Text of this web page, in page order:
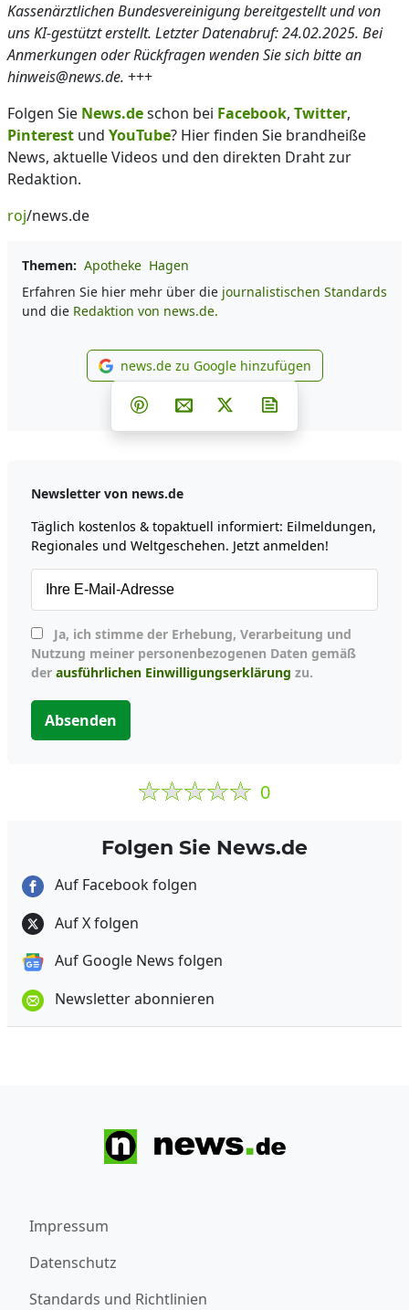
Kassenärztlichen Bundesvereinigung bereitgestellt und von
uns KI-gestützt erstellt. Letzter Datenabruf: 24.02.2025. Bei
Anmerkungen oder Rückfragen wenden Sie sich bitte an
hinweis@news.de. +++
Folgen Sie News.deschon bei Facebook, Twitter,
Pinterest und YouTube? Hier finden Sie brandheiße
News, aktuelle Videos und den direkten Draht zur
Redaktion.
roj/news.de
Themen: Apotheke Hagen
Erfahren Sie hier mehr über die journalistischen Standards
und die Redaktion von news.de.
news.de zu Google
news.de zu Google hinzufügen
Teilen auf Facebook
Teilen auf Whatsapp
Teilen auf Telegram
Teilen auf Pinterest
Per E-Mail teilen
Post auf X
Newsletter von news.de
Täglich kostenlos & topaktuell informiert: Eilmeldungen,
Regionales und Weltgeschehen. Jetzt anmelden!
Nutzung meiner personenbezogenen Daten gemäß
der ausführlichen Einwilligungserklärung zu.
Absenden
0
Folgen Sie News.de
Auf Facebook folgen
Auf X folgen
Auf Google News folgen
Newsletter abonnieren
Impressum
Datenschutz
Standards und Richtlinien